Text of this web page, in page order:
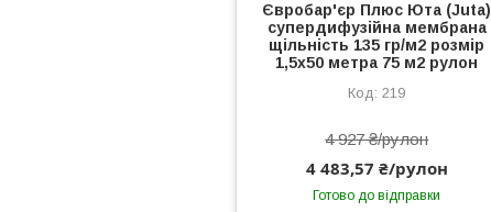
Євробар'єр Плюс Юта (Juta)
супердифузійна мембрана
щільність 135 гр/м2 розмір
1,5х50 метра 75 м2 рулон
219
4 927 ₴/рулон
4 483,57 ₴/рулон
Готово до відправки